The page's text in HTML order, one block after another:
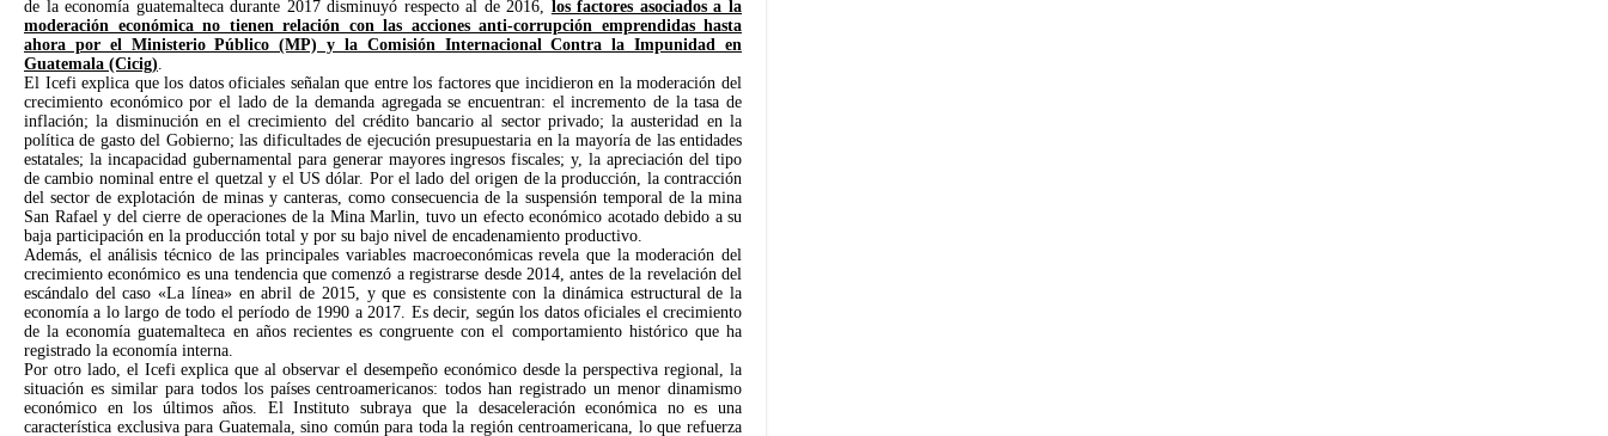
de la economía guatemalteca durante 2017 disminuyó respecto al de 2016, los factores asociados a la
moderación económica no tienen relación con las acciones anti-corrupción emprendidas hasta
ahora por el Ministerio Público (MP) y la Comisión Internacional Contra la Impunidad en
Guatemala (Cicig).
El Icefi explica que los datos oficiales señalan que entre los factores que incidieron en la moderación del
crecimiento económico por el lado de la demanda agregada se encuentran: el incremento de la tasa de
inflación; la disminución en el crecimiento del crédito bancario al sector privado; la austeridad en la
política de gasto del Gobierno; las dificultades de ejecución presupuestaria en la mayoría de las entidades
estatales; la incapacidad gubernamental para generar mayores ingresos fiscales; y, la apreciación del tipo
de cambio nominal entre el quetzal y el US dólar. Por el lado del origen de la producción, la contracción
del sector de explotación de minas y canteras, como consecuencia de la suspensión temporal de la mina
San Rafael y del cierre de operaciones de la Mina Marlin, tuvo un efecto económico acotado debido a su
baja participación en la producción total y por su bajo nivel de encadenamiento productivo.
Además, el análisis técnico de las principales variables macroeconómicas revela que la moderación del
crecimiento económico es una tendencia que comenzó a registrarse desde 2014, antes de la revelación del
escándalo del caso «La línea» en abril de 2015, y que es consistente con la dinámica estructural de la
economía a lo largo de todo el período de 1990 a 2017. Es decir, según los datos oficiales el crecimiento
de la economía guatemalteca en años recientes es congruente con el comportamiento histórico que ha
registrado la economía interna.
Por otro lado, el Icefi explica que al observar el desempeño económico desde la perspectiva regional, la
situación es similar para todos los países centroamericanos: todos han registrado un menor dinamismo
económico en los últimos años. El Instituto subraya que la desaceleración económica no es una
característica exclusiva para Guatemala, sino común para toda la región centroamericana, lo que refuerza